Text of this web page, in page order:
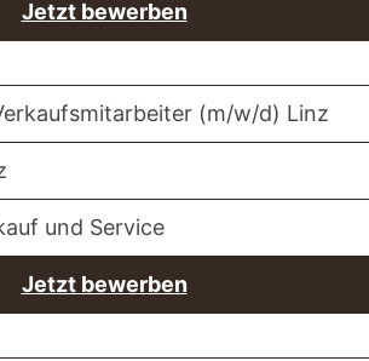
Jetzt bewerben
(m/w/d) Linz
und Service
Jetzt bewerben